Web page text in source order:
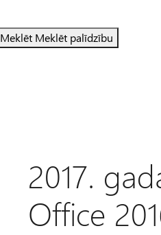
Meklēt Meklēt palīdzību
2017.
Office